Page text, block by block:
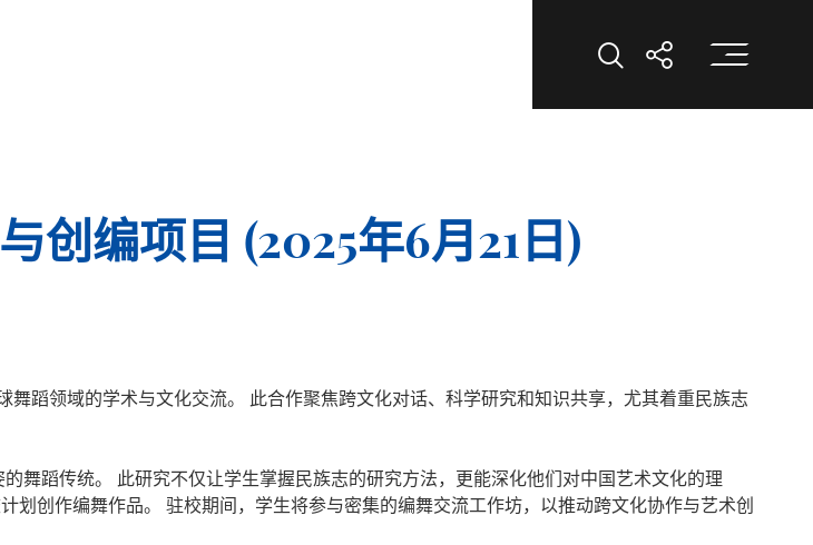
打开搜索打开分享打
创编项目 (2025年6月21日)
蹈领域的学术与文化交流。 此合作聚焦跨文化对话、科学研究和知识共享，尤其着重民族志
舞蹈传统。 此研究不仅让学生掌握民族志的研究方法，更能深化他们对中国艺术文化的理
创作编舞作品。 驻校期间，学生将参与密集的编舞交流工作坊，以推动跨文化协作与艺术创